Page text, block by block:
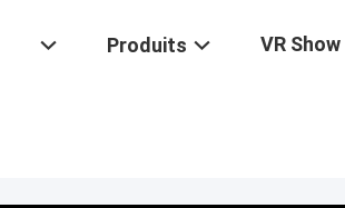
Produits VR Show